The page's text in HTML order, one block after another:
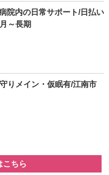
院内の日常サポート/日払い
～長期
りメイン・仮眠有/江南市
こちら